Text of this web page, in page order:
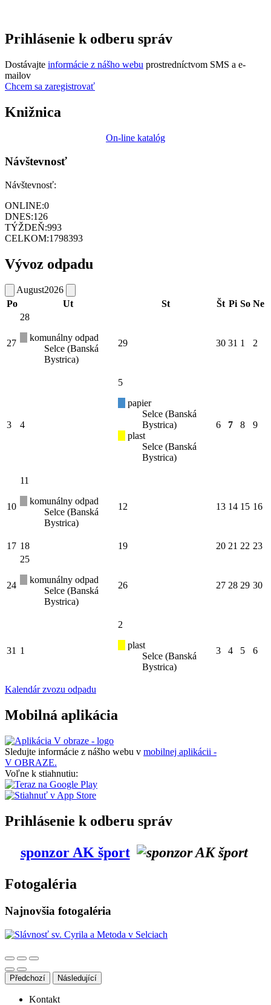
Prihlásenie k odberu správ
Dostávajte informácie z nášho webu prostredníctvom SMS a e-
mailov
Chcem sa zaregistrovať
Knižnica
On-line katalóg
Návštevnosť
Návštevnosť:
ONLINE:0
DNES:126
TÝŽDEŇ:993
CELKOM:1798393
Vývoz odpadu
August2026
Po
Ut St Št Pi So Ne
27
28
komunálny odpad
Selce (Banská
Bystrica)
29 30 31 1 2
3 4
5
papier
Selce (Banská
Bystrica)
plast
Selce (Banská
Bystrica)
6 7 8 9
10
11
komunálny odpad
Selce (Banská
Bystrica)
12 13 14 15 16
17 18 19 20 21 22 23
24
25
komunálny odpad
Selce (Banská
Bystrica)
26 27 28 29 30
31 1
2
plast
Selce (Banská
Bystrica)
3 4 5 6
Kalendár zvozu odpadu
Mobilná aplikácia
Sledujte informácie z nášho webu v mobilnej aplikácii -
V OBRAZE.
Voľne k stiahnutiu:
Prihlásenie k odberu správ
sponzor AK šport
Fotogaléria
Najnovšia fotogaléria
Předchozí Následující
Kontakt